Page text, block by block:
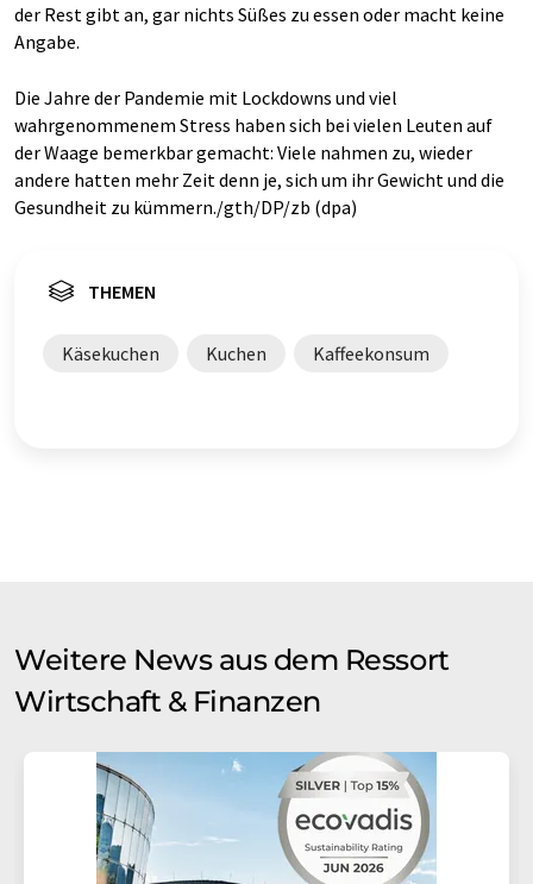
der Rest gibt an, gar nichts Süßes zu essen oder macht keine
Angabe.
Die Jahre der Pandemie mit Lockdowns und viel
wahrgenommenem Stress haben sich bei vielen Leuten auf
der Waage bemerkbar gemacht: Viele nahmen zu, wieder
andere hatten mehr Zeit denn je, sich um ihr Gewicht und die
Gesundheit zu kümmern./gth/DP/zb (dpa)
THEMEN
Käsekuchen Kuchen Kaffeekonsum
Weitere News aus dem Ressort
Wirtschaft & Finanzen